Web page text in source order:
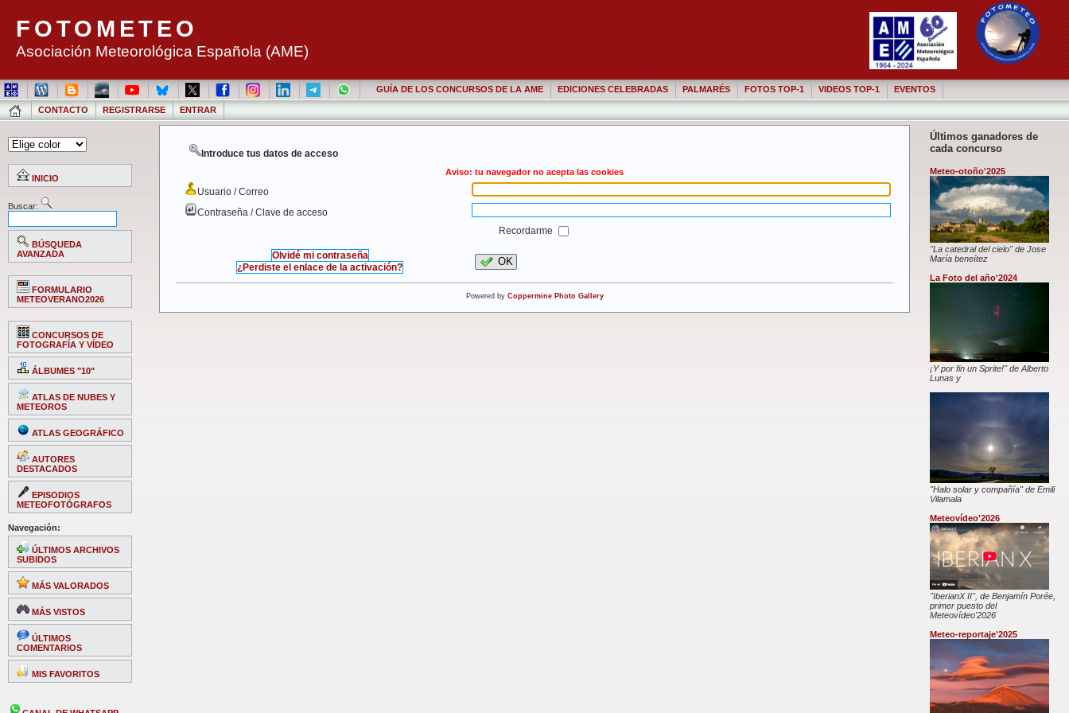
FOTOMETEO
Asociación Meteorológica Española (AME)
GUÍA DE LOS CONCURSOS DE LA AME EDICIONES CELEBRADAS PALMARÉS FOTOS TOP-1 VIDEOS TOP-1 EVENTOS
CONTACTO REGISTRARSE ENTRAR
INICIO
Buscar:
BÚSQUEDA
AVANZADA
FORMULARIO
METEOVERANO2026
CONCURSOS DE
FOTOGRAFÍA Y VÍDEO
ÁLBUMES "10"
ATLAS DE NUBES Y
METEOROS
ATLAS GEOGRÁFICO
AUTORES
DESTACADOS
EPISODIOS
METEOFOTÓGRAFOS
Navegación:
ÚLTIMOS ARCHIVOS
SUBIDOS
MÁS VALORADOS
MÁS VISTOS
ÚLTIMOS
COMENTARIOS
MIS FAVORITOS
Últimos ganadores de
cada concurso
Meteo-otoño'2025
"La catedral del cielo" de Jose
María beneítez
La Foto del año'2024
¡Y por fin un Sprite!" de Alberto
Lunas y
"Halo solar y compañía" de Emili
Vilamala
Meteovídeo'2026
"IberianX II", de Benjamín Porée,
primer puesto del
Meteovídeo'2026
Meteo-reportaje'2025
Introduce tus datos de acceso
Aviso: tu navegador no acepta las cookies
Usuario / Correo
Contraseña / Clave de acceso
Recordarme
Olvidé mi contraseña
¿Perdiste el enlace de la activación?
OK
Powered by Coppermine Photo Gallery